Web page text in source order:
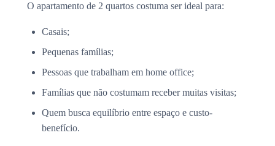
O apartamento de 2 quartos costuma ser ideal para:
Casais;
Pequenas famílias;
Pessoas que trabalham em home office;
Famílias que não costumam receber muitas visitas;
Quem busca equilíbrio entre espaço e custo-
benefício.